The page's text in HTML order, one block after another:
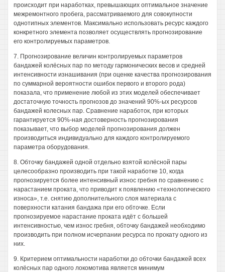
происходит при наработках, превышающих оптимальное значение
межремонтного пробега, рассматриваемого для совокупности
однотипных элементов. Максимально использовать ресурс каждого
конкретного элемента позволяет осуществлять прогнозирование
его контролируемых параметров.
7. Прогнозирование величин контролируемых параметров
бандажей колёсных пар по методу гармонических весов и средней
интенсивности изнашивания (при оценке качества прогнозирования
по суммарной вероятности ошибок первого и второго рода)
показала, что применение любой из этих моделей обеспечивает
достаточную точность прогнозов до значений 90%-ых ресурсов
бандажей колесных пар. Сравнение наработок, при которых
гарантируется 90%-ная достоверность прогнозирования
показывает, что выбор моделей прогнозирования должен
производиться индивидуально для каждого контролируемого
параметра оборудования.
8. Обточку бандажей одной отдельно взятой колёсной пары
целесообразно производить при такой наработке 10, когда
прогнозируется более интенсивный износ гребня по сравнению с
нарастанием проката, что приводит к появлению «технологического
износа», т.е. снятию дополнительного слоя материала с
поверхности катания бандажа при его обточке. Если
прогнозируемое нарастание проката идёт с большей
интенсивностью, чем износ гребня, обточку бандажей необходимо
производить при полном исчерпании ресурса по прокату одного из
них.
9. Критерием оптимальности наработки до обточки бандажей всех
колёсных пар одного локомотива является минимум